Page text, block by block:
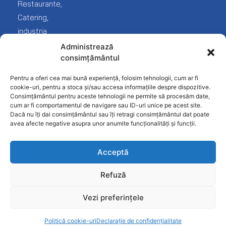
Administrează
consimțământul
Pentru a oferi cea mai bună experiență, folosim tehnologii, cum ar fi
cookie-uri, pentru a stoca și/sau accesa informațiile despre dispozitive.
Consimțământul pentru aceste tehnologii ne permite să procesăm date,
cum ar fi comportamentul de navigare sau ID-uri unice pe acest site.
Dacă nu îți dai consimțământul sau îți retragi consimțământul dat poate
avea afecte negative asupra unor anumite funcționalități și funcții.
Acceptă
Refuză
Vezi preferințele
Politică cookie-uriDeclarație de confidențialitate
Restaurante,
Catering,
industria
desfacere
produse
alimentare).
Frigorifice
Inghetata-
Gelato
Linie
Ciocolaterie
Mobilier
INOX
Patiserie
Pizzerie
Spalatorie
Protecția
datelor
confidențialitate